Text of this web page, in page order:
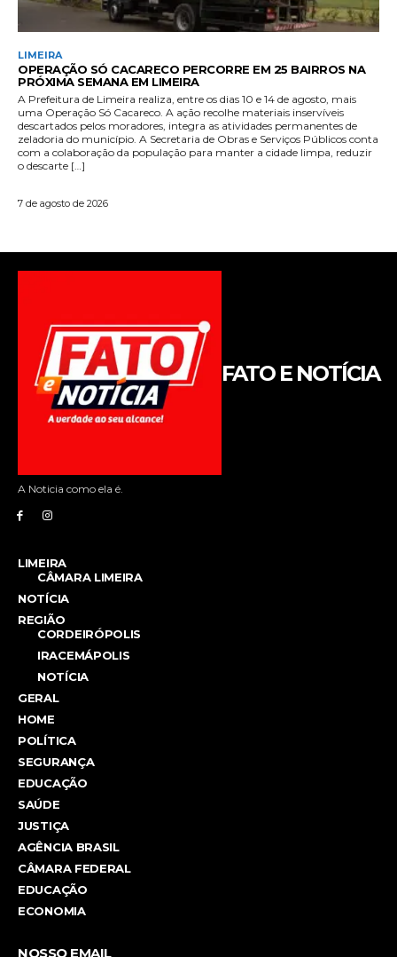
FATO E NOTÍCIA
A Noticia como ela é.
LIMEIRA
CÂMARA LIMEIRA
NOTÍCIA
REGIÃO
CORDEIRÓPOLIS
IRACEMÁPOLIS
NOTÍCIA
GERAL
HOME
POLÍTICA
SEGURANÇA
EDUCAÇÃO
SAÚDE
JUSTIÇA
AGÊNCIA BRASIL
CÂMARA FEDERAL
EDUCAÇÃO
ECONOMIA
NOSSO EMAIL